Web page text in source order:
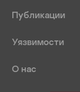
Публикации
Уязвимости
О нас